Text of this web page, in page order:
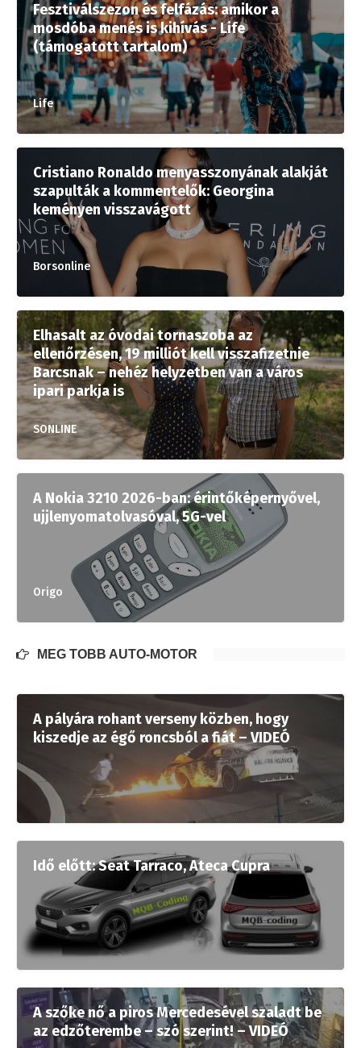
Fesztiválszezon és felfázás: amikor a
mosdóba menés is kihívás - Life
(támogatott tartalom)
Life
Cristiano Ronaldo menyasszonyának alakját
szapulták a kommentelők: Georgina
keményen visszavágott
Borsonline
Elhasalt az óvodai tornaszoba az
ellenőrzésen, 19 milliót kell visszafizetnie
Barcsnak – nehéz helyzetben van a város
ipari parkja is
SONLINE
A Nokia 3210 2026-ban: érintőképernyővel,
ujjlenyomatolvasóval, 5G-vel
Origo
MÉG TÖBB AUTÓ-MOTOR
A pályára rohant verseny közben, hogy
kiszedje az égő roncsból a fiát – VIDEÓ
Idő előtt: Seat Tarraco, Ateca Cupra
A szőke nő a piros Mercedesével szaladt be
az edzőterembe – szó szerint! – VIDEÓ